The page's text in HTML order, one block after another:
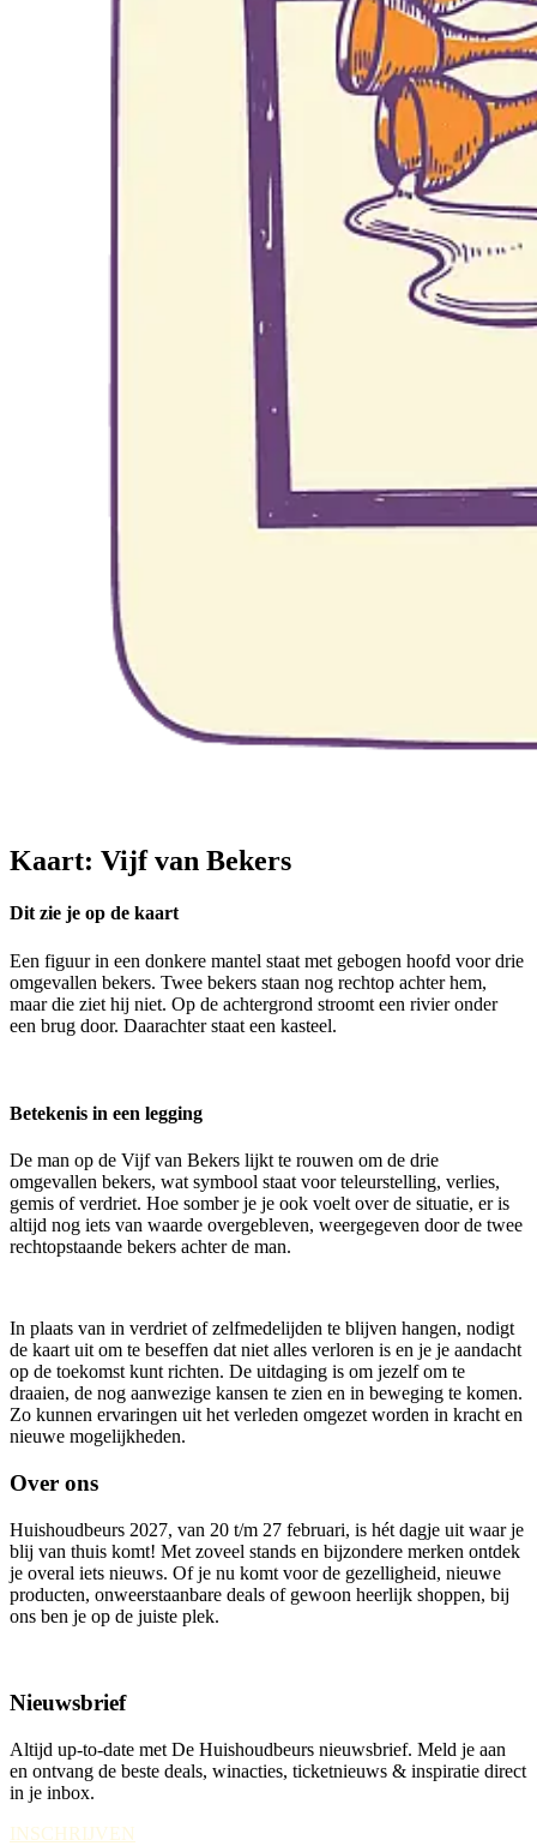
Kaart: Vijf van Bekers
Dit zie je op de kaart
Een figuur in een donkere mantel staat met gebogen hoofd voor drie
omgevallen bekers. Twee bekers staan nog rechtop achter hem,
maar die ziet hij niet. Op de achtergrond stroomt een rivier onder
een brug door. Daarachter staat een kasteel.
Betekenis in een legging
De man op de Vijf van Bekers lijkt te rouwen om de drie
omgevallen bekers, wat symbool staat voor teleurstelling, verlies,
gemis of verdriet. Hoe somber je je ook voelt over de situatie, er is
altijd nog iets van waarde overgebleven, weergegeven door de twee
rechtopstaande bekers achter de man.
In plaats van in verdriet of zelfmedelijden te blijven hangen, nodigt
de kaart uit om te beseffen dat niet alles verloren is en je je aandacht
op de toekomst kunt richten. De uitdaging is om jezelf om te
draaien, de nog aanwezige kansen te zien en in beweging te komen.
Zo kunnen ervaringen uit het verleden omgezet worden in kracht en
nieuwe mogelijkheden.
Over ons
Huishoudbeurs 2027, van 20 t/m 27 februari, is hét dagje uit waar je
blij van thuis komt! Met zoveel stands en bijzondere merken ontdek
je overal iets nieuws. Of je nu komt voor de gezelligheid, nieuwe
producten, onweerstaanbare deals of gewoon heerlijk shoppen, bij
ons ben je op de juiste plek.
Nieuwsbrief
Altijd up-to-date met De Huishoudbeurs nieuwsbrief. Meld je aan
en ontvang de beste deals, winacties, ticketnieuws & inspiratie direct
in je inbox.
INSCHRIJVEN